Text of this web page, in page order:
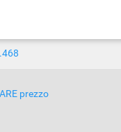
prezzo